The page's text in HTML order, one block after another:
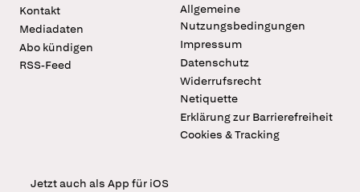
Kontakt
Mediadaten
Abo kündigen
RSS-Feed
Allgemeine
Nutzungsbedingungen
Impressum
Datenschutz
Widerrufsrecht
Netiquette
Erklärung zur Barrierefreiheit
Cookies & Tracking
Jetzt auch als App für iOS